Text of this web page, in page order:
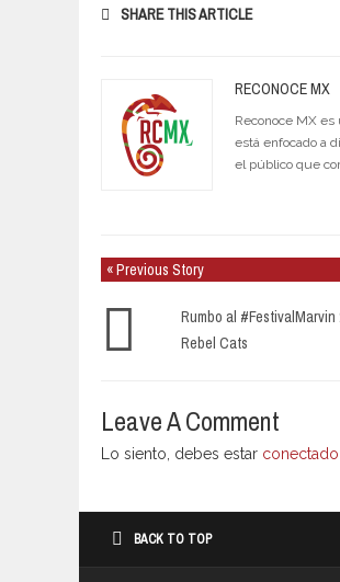
SHARE THIS ARTICLE
RECONOCE MX
Reconoce MX
está enfocado a
el público que
« Previous Story
Rumbo al #FestivalMarvin
Rebel Cats
Leave A Comment
Lo siento, debes estar conectado
BACK TO TOP